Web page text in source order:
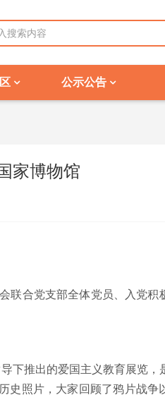
公示公告
家博物馆
合党支部全体党员、入党积
下推出的爱国主义教育展览，
史照片，大家回顾了鸦片战争